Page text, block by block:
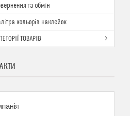
та обмін
кольорів наклейок
ТОВАРІВ